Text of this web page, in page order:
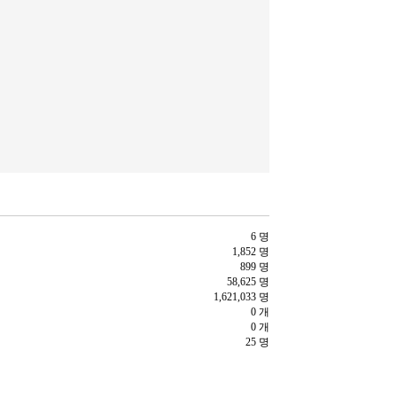
6 명
1,852 명
899 명
58,625 명
1,621,033 명
0 개
0 개
25 명